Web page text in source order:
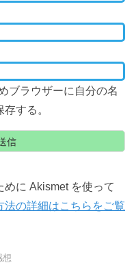
ブラウザーに自分の名
する。
に Akismet を使って
法の詳細はこちらをご覧
想